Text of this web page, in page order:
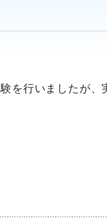
を行いましたが、